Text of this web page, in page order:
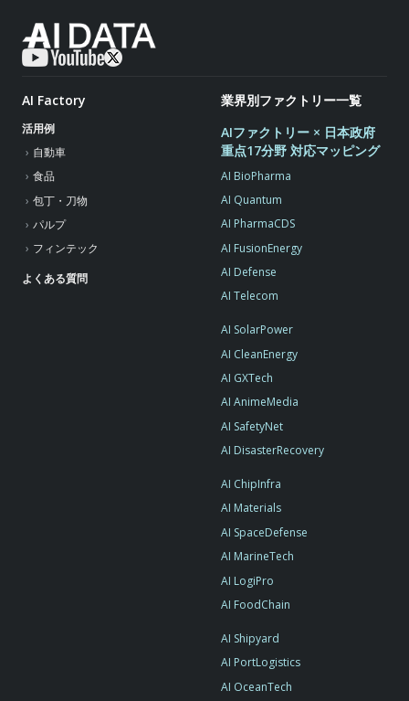
AI Factory
活用例
自動車
食品
包丁・刀物
パルプ
フィンテック
よくある質問
業界別ファクトリー一覧
AIファクトリー × 日本政府
重点17分野 対応マッピング
AI BioPharma
AI Quantum
AI PharmaCDS
AI FusionEnergy
AI Defense
AI Telecom
AI SolarPower
AI CleanEnergy
AI GXTech
AI AnimeMedia
AI SafetyNet
AI DisasterRecovery
AI ChipInfra
AI Materials
AI SpaceDefense
AI MarineTech
AI LogiPro
AI FoodChain
AI Shipyard
AI PortLogistics
AI OceanTech